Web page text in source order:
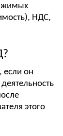
НДС,
если он
этого